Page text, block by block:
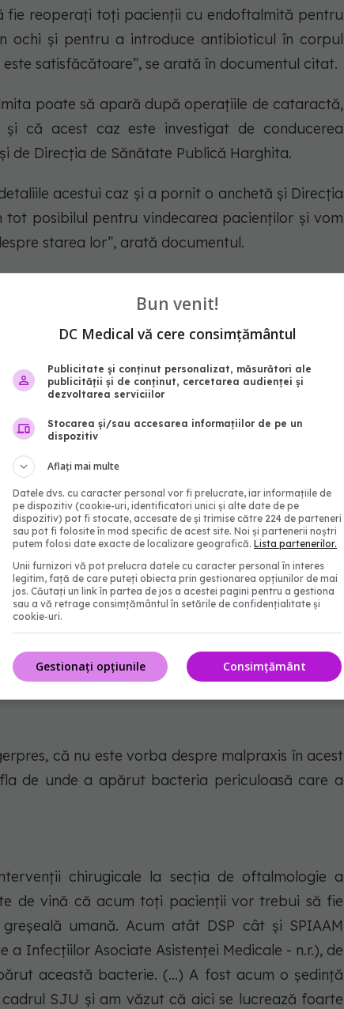
fie reoperați toți pacienții cu endoftalmită pentru
ochi și pentru a introduce antibioticul în corpul
satisfăcătoare”, se arată în documentul citat.
poate să apară după operațiile de cataractă,
că acest caz este investigat de conducerea
de Direcția de Sănătate Publică Harghita.
acestui caz și a pornit o anchetă și Direcția
tot posibilul pentru vindecarea pacienților și vom
starea lor”, arată documentul.
prezentată într-un live în limba maghiară, pe
Județean Harghita, Borboly Csaba, dar și de
că nu este vorba despre malpraxis în acest
de unde a apărut bacteria periculoasă care a
chirugicale la secția de oftalmologie a
de vină că acum toți pacienții vor trebui să fie
umană. Acum atât DSP cât și SPIAAM
a Infecțiilor Asociate Asistenței Medicale - n.r.), de
această bacterie. (...) A fost acum o ședință
SJU și am văzut că aici se lucrează foarte
Bun venit!
DC Medical vă cere consimțământul
Publicitate și conținut personalizat, măsurători ale
publicității și de conținut, cercetarea audienței și
dezvoltarea serviciilor
Stocarea și/sau accesarea informațiilor de pe un
dispozitiv
Aflați mai multe
Datele dvs. cu caracter personal vor fi prelucrate, iar informațiile de
pe dispozitiv (cookie-uri, identificatori unici și alte date de pe
dispozitiv) pot fi stocate, accesate de și trimise către 224 de parteneri
sau pot fi folosite în mod specific de acest site. Noi și partenerii noștri
putem folosi date exacte de localizare geografică. Lista partenerilor.
Unii furnizori vă pot prelucra datele cu caracter personal în interes
legitim, față de care puteți obiecta prin gestionarea opțiunilor de mai
jos. Căutați un link în partea de jos a acestei pagini pentru a gestiona
sau a vă retrage consimțământul în setările de confidențialitate și
cookie-uri.
Consimțământ
Gestionați opțiunile